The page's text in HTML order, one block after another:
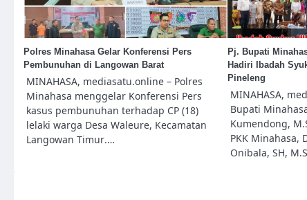
Polres Minahasa Gelar Konferensi Pers
Pembunuhan di Langowan Barat
MINAHASA, mediasatu.online – Polres
Minahasa menggelar Konferensi Pers
kasus pembunuhan terhadap CP (18)
lelaki warga Desa Waleure, Kecamatan
Langowan Timur.…
Pj. Bupati
Hadiri Ibadah
Pineleng
MINAHASA,
Bupati
Kumendong,
PKK Minahasa,
Onibala, SH,